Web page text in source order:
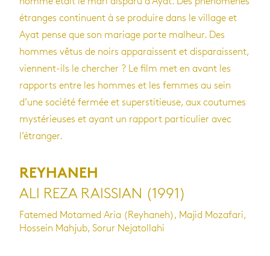
étranges conti­nuent à se pro­duire dans le vil­lage et
Ayat pense que son mariage porte mal­heur. Des
hommes vêtus de noirs appa­raissent et dis­pa­raissent,
viennent-ils le cher­cher ? Le film met en avant les
rap­ports entre les hommes et les femmes au sein
d’une société fer­mée et super­sti­tieuse, aux cou­tumes
mys­té­rieuses et ayant un rap­port par­ti­cu­lier avec
l’étran­ger.
REYHANEH
ALI REZA RAISSIAN (1991)
Fatemed Motamed Aria (Reyhaneh), Majid Mozafari,
Hossein Mahjub, Sorur Nejatollahi